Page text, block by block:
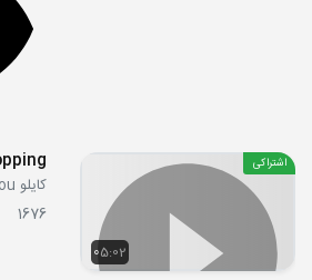
05:02
اشتراکی
کایلو Caillou
1676